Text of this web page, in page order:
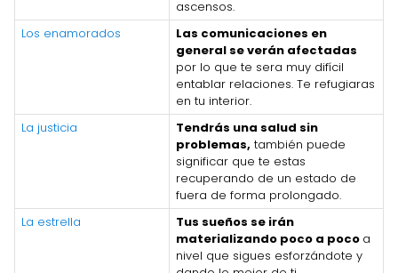
ascensos.
Los enamorados
Las comunicaciones en
general se verán afectadas
por lo que te sera muy difícil
entablar relaciones. Te refugiaras
en tu interior.
La justicia
Tendrás una salud sin
problemas, también puede
significar que te estas
recuperando de un estado de
fuera de forma prolongado.
La estrella
Tus sueños se irán
materializando poco a poco a
nivel que sigues esforzándote y